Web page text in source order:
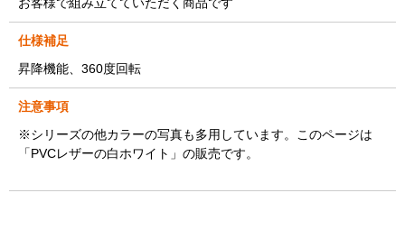
仕様補足
昇降機能、360度回転
注意事項
※シリーズの他カラーの写真も多用しています。このページは
「PVCレザーの白ホワイト」の販売です。